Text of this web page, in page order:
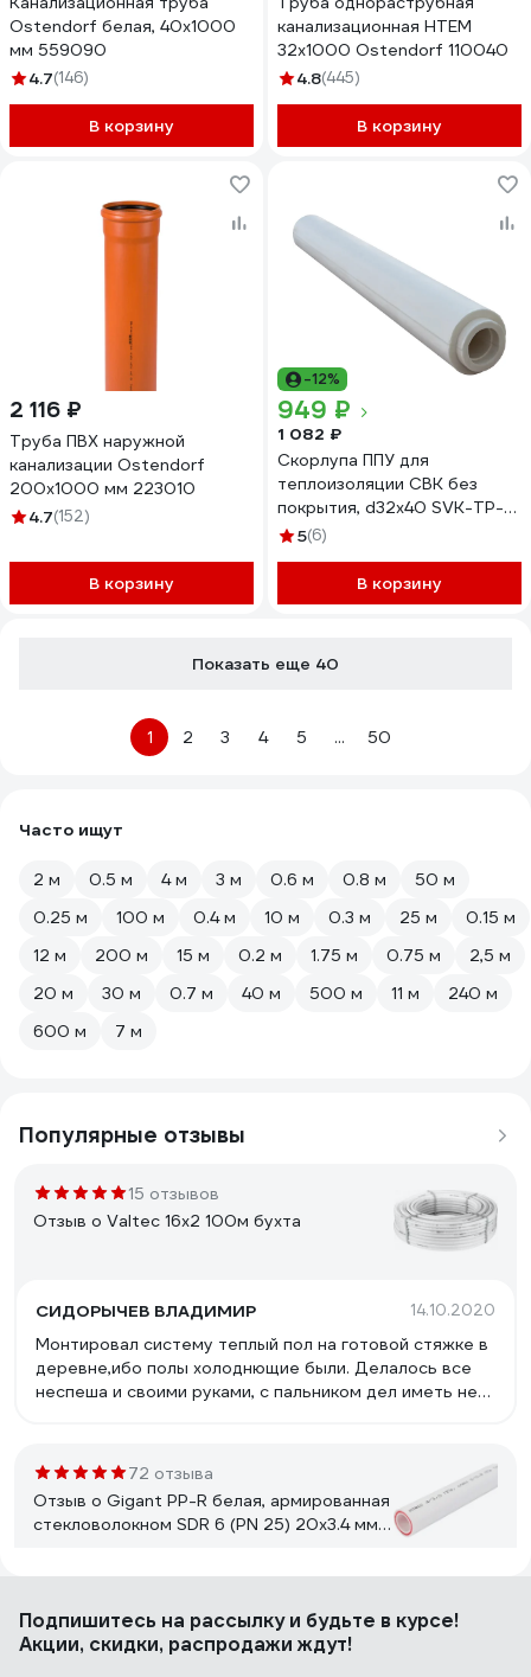
Ostendorf белая, 40x1000
мм 559090
4.7(146)
В корзину
канализационная HTEM
32х1000 Ostendorf 110040
4.8(445)
В корзину
2 116 ₽
Труба ПВХ наружной
канализации Ostendorf
200х1000 мм 223010
4.7(152)
В корзину
-12%
949 ₽
1 082 ₽
Скорлупа ППУ для
теплоизоляции СВК без
покрытия, d32x40 SVK-TP-
307 Н0000021477
5(6)
В корзину
Показать еще 40
1 2 3 4 5 ... 50
Часто ищут
2 м 0.5 м 4 м 3 м 0.6 м 0.8 м
50 м
0.25 м
100 м 0.4 м 10 м 0.3 м 25 м
0.15 м
12 м
200 м 15 м 0.2 м 1.75 м 0.75 м
2,5 м
20 м
30 м 0.7 м 40 м 500 м 11 м
240 м
600 м
7 м
Популярные отзывы
15 отзывов
Отзыв о Valtec 16x2 100м бухта
СИДОРЫЧЕВ ВЛАДИМИР 14.10.2020
Монтировал систему теплый пол на готовой стяжке в
деревне,ибо полы холоднющие были. Делалось все
неспеша и своими руками, с пальником дел иметь не
пола.При такой раскладке как на фото 100 метровой
бухты хватило на 70 кв.м. еще метров 15 осталось.
Отличный металлопластик по соотношению цена-
качество.
72 отзыва
Отзыв о Gigant PP-R белая, армированная
стекловолокном SDR 6 (PN 25) 20x3.4 мм,
Труба стандартного качества
Подпишитесь на рассылкуи будьте в курсе!
Акции, скидки, распродажи ждут!